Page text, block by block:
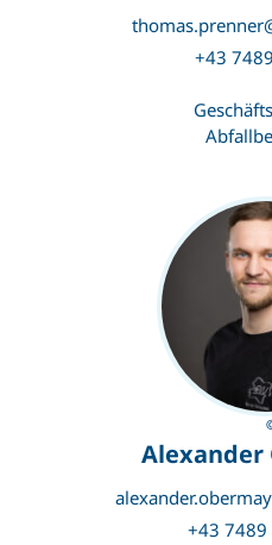
+43
Alexander
+43